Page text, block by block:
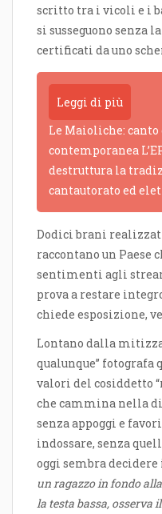
scritto tra i vicoli e i
si susseguono senza
certificati da uno
Leggi di più
Le Maioliche:
contemporanea
destruttura la
cantautorato ed
Dodici brani
raccontano un Paese
sentimenti agli
prova a restare
chiede esposizione,
Lontano dalla
qualunque”
valori del cosiddetto
che cammina nella
senza appoggi e
indossare, senza
oggi sembra
un ragazzo in fondo
la testa bassa, osserva